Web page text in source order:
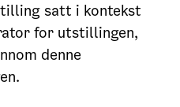
satt i kontekst
for utstillingen,
denne